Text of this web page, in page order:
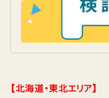
【北海道・東北エリア】